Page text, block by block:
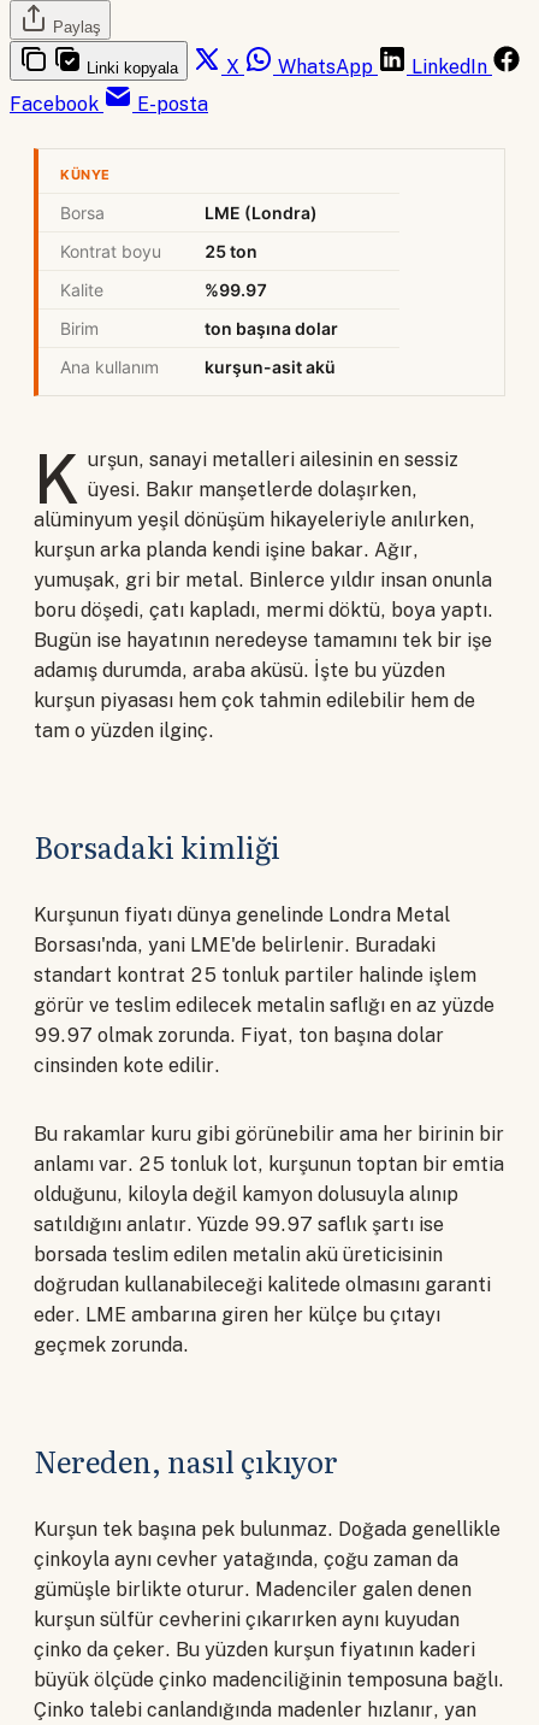
Paylaş
Linki kopyala X WhatsApp
LinkedIn
Facebook
E-posta
KÜNYE
Borsa
LME (Londra)
Kontrat boyu
25 ton
Kalite
%99.97
Birim
ton başına dolar
Ana kullanım
kurşun-asit akü
K urşun, sanayi metalleri ailesinin en sessiz
üyesi. Bakır manşetlerde dolaşırken,
alüminyum yeşil dönüşüm hikayeleriyle anılırken,
kurşun arka planda kendi işine bakar. Ağır,
yumuşak, gri bir metal. Binlerce yıldır insan onunla
boru döşedi, çatı kapladı, mermi döktü, boya yaptı.
Bugün ise hayatının neredeyse tamamını tek bir işe
adamış durumda, araba aküsü. İşte bu yüzden
kurşun piyasası hem çok tahmin edilebilir hem de
tam o yüzden ilginç.
Borsadaki kimliği
Kurşunun fiyatı dünya genelinde Londra Metal
Borsası'nda, yani LME'de belirlenir. Buradaki
standart kontrat 25 tonluk partiler halinde işlem
görür ve teslim edilecek metalin saflığı en az yüzde
99.97 olmak zorunda. Fiyat, ton başına dolar
cinsinden kote edilir.
Bu rakamlar kuru gibi görünebilir ama her birinin bir
anlamı var. 25 tonluk lot, kurşunun toptan bir emtia
olduğunu, kiloyla değil kamyon dolusuyla alınıp
satıldığını anlatır. Yüzde 99.97 saflık şartı ise
borsada teslim edilen metalin akü üreticisinin
doğrudan kullanabileceği kalitede olmasını garanti
eder. LME ambarına giren her külçe bu çıtayı
geçmek zorunda.
Nereden, nasıl çıkıyor
Kurşun tek başına pek bulunmaz. Doğada genellikle
çinkoyla aynı cevher yatağında, çoğu zaman da
gümüşle birlikte oturur. Madenciler galen denen
kurşun sülfür cevherini çıkarırken aynı kuyudan
çinko da çeker. Bu yüzden kurşun fiyatının kaderi
büyük ölçüde çinko madenciliğinin temposuna bağlı.
Çinko talebi canlandığında madenler hızlanır, yan